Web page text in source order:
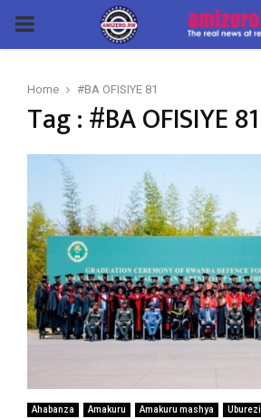
PRIMARY
Home #BA OFISIYE 81
Tag : #BA OFISIYE 81
Ahabanza Amakuru Amakuru mashya Uburezi